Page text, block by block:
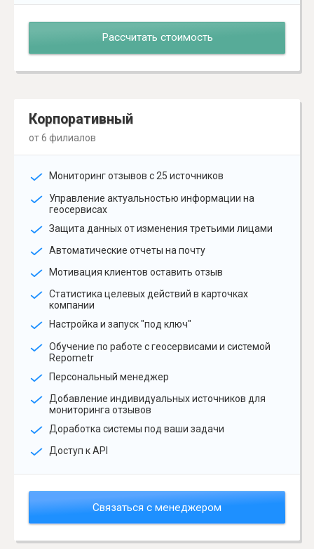
Рассчитать стоимость
Корпоративный
от 6 филиалов
Мониторинг отзывов с 25 источников
Управление актуальностью информации на
геосервисах
Защита данных от изменения третьими лицами
Автоматические отчеты на почту
Мотивация клиентов оставить отзыв
Статистика целевых действий в карточках
компании
Настройка и запуск "под ключ"
Обучение по работе с геосервисами и системой
Repometr
Персональный менеджер
Добавление индивидуальных источников для
мониторинга отзывов
Доработка системы под ваши задачи
Доступ к API
Связаться с менеджером